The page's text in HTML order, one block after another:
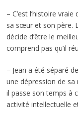
– C’est l’histoire
sa sœur et son père.
décide d’être le
comprend pas qu’il
– Jean a été séparé
une dépression de
il passe son temps à
activité intellectuelle